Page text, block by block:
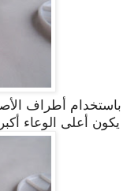
باستخدام أطراف
يكون أعلى الوعاء